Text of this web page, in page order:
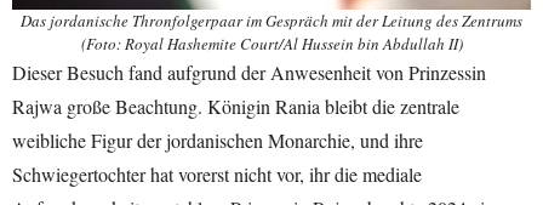
Das jordanische Thronfolgerpaar im Gespräch mit der Leitung des Zentrums
(Foto: Royal Hashemite Court/Al Hussein bin Abdullah II)
Dieser Besuch fand aufgrund der Anwesenheit von Prinzessin
Rajwa große Beachtung. Königin Rania bleibt die zentrale
weibliche Figur der jordanischen Monarchie, und ihre
Schwiegertochter hat vorerst nicht vor, ihr die mediale